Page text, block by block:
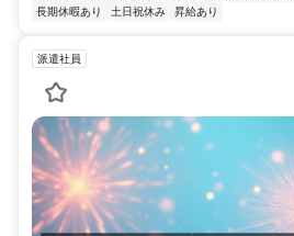
長期休暇あり
土日祝休み 昇給あり
派遣社員